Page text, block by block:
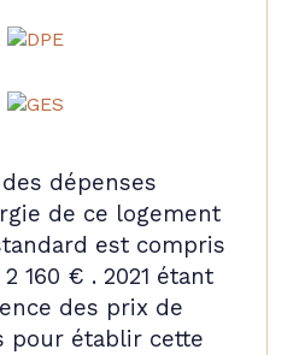
dépenses
de ce logement
est compris
160 € . 2021 étant
des prix de
pour établir cette